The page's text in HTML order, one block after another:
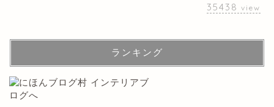
35438 view
ランキング